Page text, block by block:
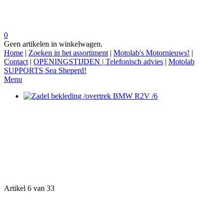
0
Geen artikelen in winkelwagen.
Home | Zoeken in het assortiment | Motolab's Motornieuws! |
Contact | OPENINGSTIJDEN | Telefonisch advies | Motolab
SUPPORTS Sea Sheperd!
Menu
Artikel 6 van 33